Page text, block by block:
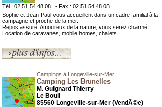
Tél : 02 51 54 48 08
- Fax : 02 51 54 48 08
Sophie et Jean-Paul vous accueillent dans un cadre familial à la
campagne et proche de la mer.
Repos assuré. Amoureux de la nature, vous serez charmé!
Location de caravanes, mobile homes, chalets ...
Campings à Longeville-sur-Mer
Camping Les Brunelles
M. Guignard Thierry
Le Bouil
85560 Longeville-sur-Mer (VendÃ©e)